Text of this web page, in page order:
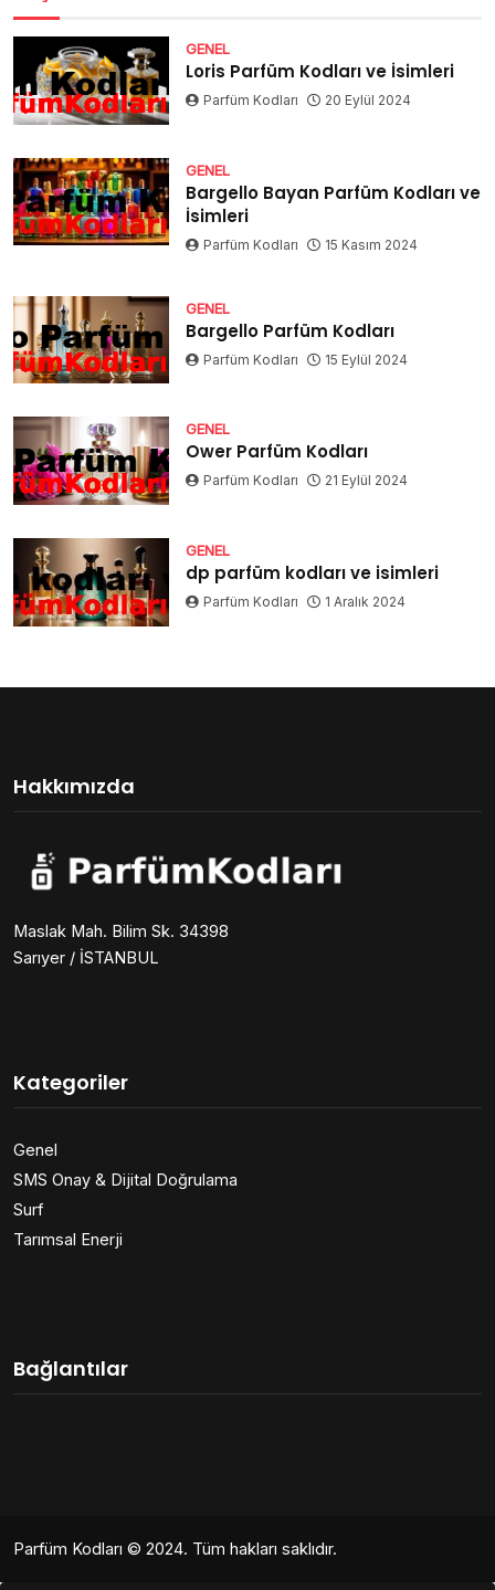
GENEL
Loris Parfüm Kodları ve İsimleri
Parfüm Kodları 20 Eylül 2024
GENEL
Bargello Bayan Parfüm Kodları ve
İsimleri
Parfüm Kodları 15 Kasım 2024
GENEL
Bargello Parfüm Kodları
Parfüm Kodları 15 Eylül 2024
GENEL
Ower Parfüm Kodları
Parfüm Kodları 21 Eylül 2024
GENEL
dp parfüm kodları ve isimleri
Parfüm Kodları 1 Aralık 2024
Hakkımızda
Maslak Mah. Bilim Sk. 34398
Sarıyer / İSTANBUL
Kategoriler
Genel
SMS Onay & Dijital Doğrulama
Surf
Tarımsal Enerji
Bağlantılar
Parfüm Kodları © 2024. Tüm hakları saklıdır.